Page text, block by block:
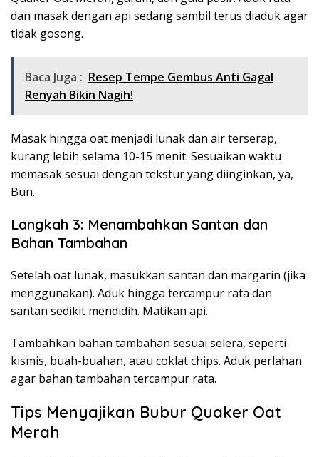
dan masak dengan api sedang sambil terus diaduk agar
tidak gosong.
Baca Juga : Resep Tempe Gembus Anti Gagal
Renyah Bikin Nagih!
Masak hingga oat menjadi lunak dan air terserap,
kurang lebih selama 10-15 menit. Sesuaikan waktu
memasak sesuai dengan tekstur yang diinginkan, ya,
Bun.
Langkah 3: Menambahkan Santan dan
Bahan Tambahan
Setelah oat lunak, masukkan santan dan margarin (jika
menggunakan). Aduk hingga tercampur rata dan
santan sedikit mendidih. Matikan api.
Tambahkan bahan tambahan sesuai selera, seperti
kismis, buah-buahan, atau coklat chips. Aduk perlahan
agar bahan tambahan tercampur rata.
Tips Menyajikan Bubur Quaker Oat
Merah